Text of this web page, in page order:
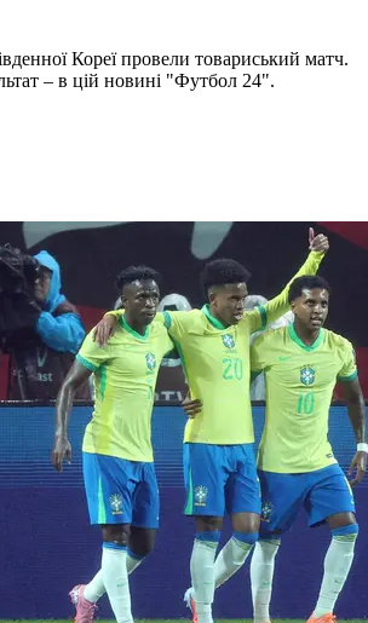
Кореї провели товариський матч.
– в цій новині "Футбол 24".